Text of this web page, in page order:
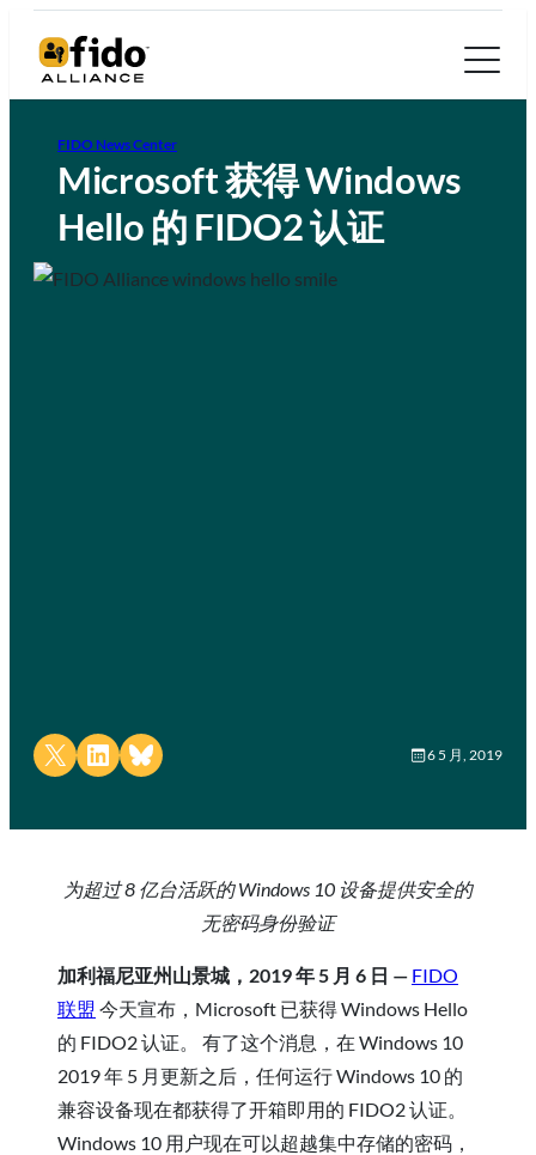
FIDO News Center
Microsoft 获得 Windows
Hello 的 FIDO2 认证
Share on X Share on LinkedIn
Share on Bluesky 6 5 月, 2019
为超过 8 亿台活跃的 Windows 10 设备提供安全的
无密码身份验证
加利福尼亚州山景城，2019 年 5 月 6 日 — FIDO
联盟 今天宣布，Microsoft 已获得 Windows Hello
的 FIDO2 认证。 有了这个消息，在 Windows 10
2019 年 5 月更新之后，任何运行 Windows 10 的
兼容设备现在都获得了开箱即用的 FIDO2 认证。
Windows 10 用户现在可以超越集中存储的密码，